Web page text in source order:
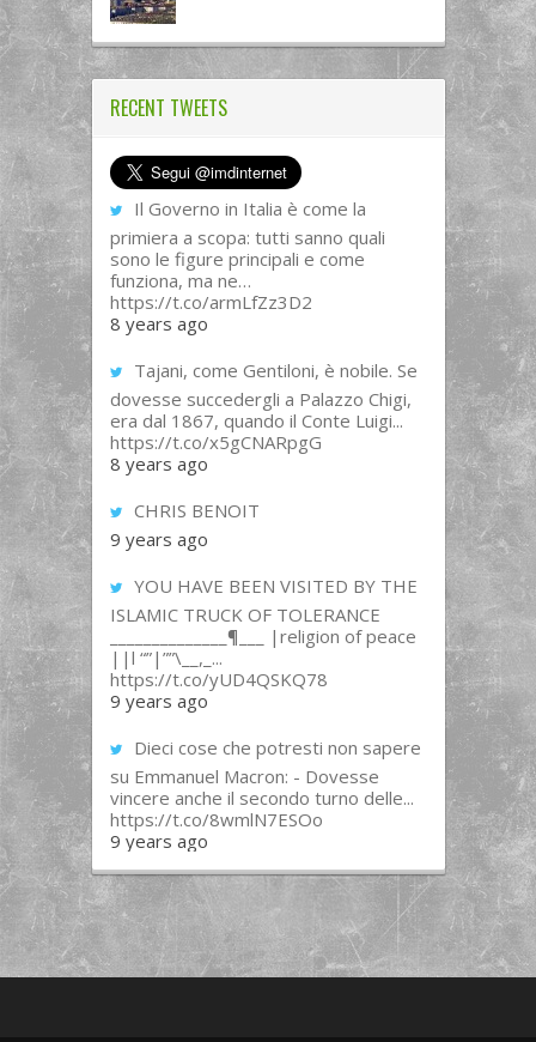
RECENT TWEETS
Il Governo in Italia è come la
primiera a scopa: tutti sanno quali
sono le figure principali e come
funziona, ma ne…
https://t.co/armLfZz3D2
8 years ago
Tajani, come Gentiloni, è nobile. Se
dovesse succedergli a Palazzo Chigi,
era dal 1867, quando il Conte Luigi...
https://t.co/x5gCNARpgG
8 years ago
CHRIS BENOIT
9 years ago
YOU HAVE BEEN VISITED BY THE
ISLAMIC TRUCK OF TOLERANCE
______________¶___ |religion of peace
||l “”|””\__,_...
https://t.co/yUD4QSKQ78
9 years ago
Dieci cose che potresti non sapere
su Emmanuel Macron: - Dovesse
vincere anche il secondo turno delle...
https://t.co/8wmlN7ESOo
9 years ago